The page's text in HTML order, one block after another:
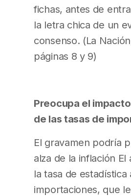
fichas, antes de
la letra chica de un
consenso. (La
páginas 8 y 9)
Preocupa el
de las tasas de
El gravamen podría
alza de la inflación El
la tasa de estadística
importaciones, que